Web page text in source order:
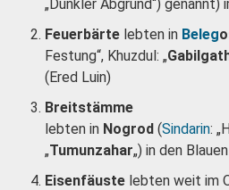
„Dunkler Abgrund“) genannt)
Feuerbärte lebten in Beleg
Festung“, Khuzdul: „
(Ered Luin)
Breitstämme
lebten in Nogrod (Sindarin:
„Tumunzahar„) in den
Eisenfäuste lebten weit im